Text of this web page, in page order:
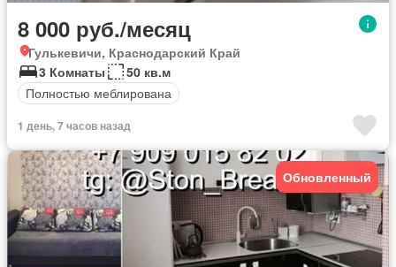
8 000 руб./месяц
Гулькевичи, Краснодарский Край
3 Комнаты
50 кв.м
Полностью меблирована
1 день, 7 часов назад
Обновленный